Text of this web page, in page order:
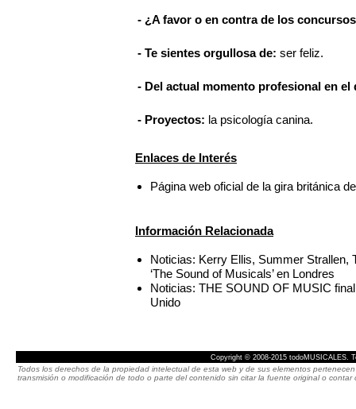
- ¿A favor o en contra de los
- Te sientes orgullosa de: ser feliz.
- Del actual momento profesional en
- Proyectos: la psicología canina.
Enlaces de Interés
Página web oficial de la gira británica
Información Relacionada
Noticias: Kerry Ellis, Summer Strallen,
‘The Sound of Musicals’ en Londres
Noticias: THE SOUND OF MUSIC
Unido
Copyright © 2008-2015 todoMUSICALES.
Todos los derechos de la propiedad intelectual de esta web y de sus elementos
transmisión o modificación de todo o parte del contenido sin citar la fuente original o